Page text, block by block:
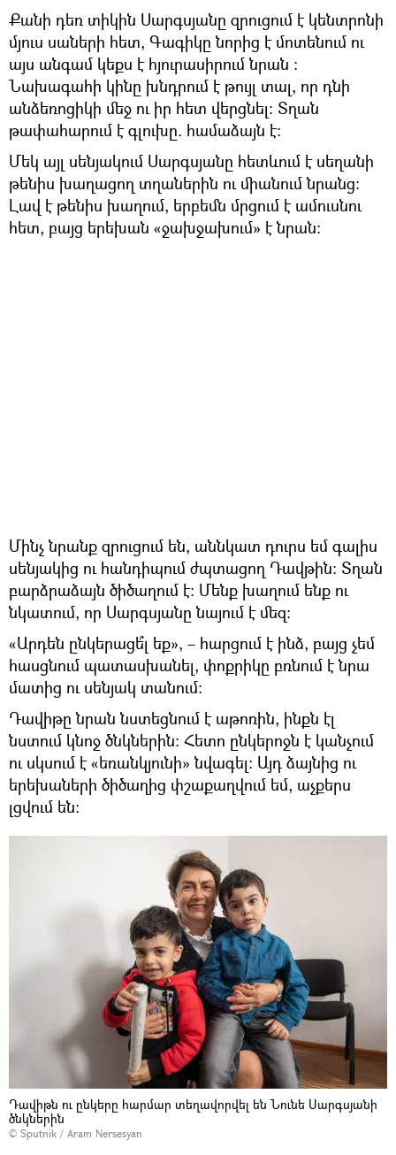
Քանի դեռ տիկին Սարգսյանը զրուցում է կենտրոնի
մյուս սաների հետ, Գագիկը նորից է մոտենում ու
այս անգամ կեքս է հյուրասիրում նրան ։
Նախագահի կինը խնդրում է թույլ տալ, որ դնի
անձեռոցիկի մեջ ու իր հետ վերցնել։ Տղան
թափահարում է գլուխը. համաձայն է։
Մեկ այլ սենյակում Սարգսյանը հետևում է սեղանի
թենիս խաղացող տղաներին ու միանում նրանց։
Լավ է թենիս խաղում, երբեմն մրցում է ամուսնու
հետ, բայց երեխան «ջախջախում» է նրան։
Մինչ նրանք զրուցում են, աննկատ դուրս եմ գալիս
սենյակից ու հանդիպում ժպտացող Դավթին։ Տղան
բարձրաձայն ծիծաղում է։ Մենք խաղում ենք ու
նկատում, որ Սարգսյանը նայում է մեզ։
«Արդեն ընկերացե՞լ եք», – հարցում է ինձ, բայց չեմ
հասցնում պատասխանել, փոքրիկը բռնում է նրա
մատից ու սենյակ տանում։
Դավիթը նրան նստեցնում է աթոռին, ինքն էլ
նստում կնոջ ծնկներին։ Հետո ընկերոջն է կանչում
ու սկսում է «եռանկյունի» նվագել։ Այդ ձայնից ու
երեխաների ծիծաղից փշաքաղվում եմ, աչքերս
լցվում են։
Դավիթն ու ընկերը հարմար տեղավորվել են Նունե Սարգսյանի
ծնկներին
© Sputnik / Aram Nersesyan